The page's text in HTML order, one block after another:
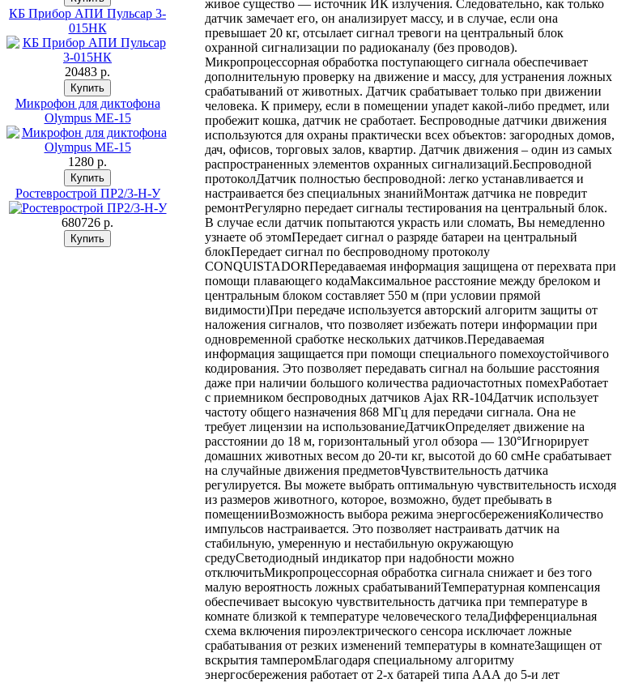
КБ Прибор АПИ Пульсар 3-
015НК
20483 p.
Микрофон для диктофона
Olympus ME-15
1280 p.
Ростеврострой ПР2/3-Н-У
680726 p.
живое существо — источник ИК излучения. Следовательно, как только
датчик замечает его, он анализирует массу, и в случае, если она
превышает 20 кг, отсылает сигнал тревоги на центральный блок
охранной сигнализации по радиоканалу (без проводов).
Микропроцессорная обработка поступающего сигнала обеспечивает
дополнительную проверку на движение и массу, для устранения ложных
срабатываний от животных. Датчик срабатывает только при движении
человека. К примеру, если в помещении упадет какой-либо предмет, или
пробежит кошка, датчик не сработает. Беспроводные датчики движения
используются для охраны практически всех объектов: загородных домов,
дач, офисов, торговых залов, квартир. Датчик движения – один из самых
распространенных элементов охранных сигнализаций.Беспроводной
протоколДатчик полностью беспроводной: легко устанавливается и
настраивается без специальных знанийМонтаж датчика не повредит
ремонтРегулярно передает сигналы тестирования на центральный блок.
В случае если датчик попытаются украсть или сломать, Вы немедленно
узнаете об этомПередает сигнал о разряде батареи на центральный
блокПередает сигнал по беспроводному протоколу
CONQUISTADORПередаваемая информация защищена от перехвата при
помощи плавающего кодаМаксимальное расстояние между брелоком и
центральным блоком составляет 550 м (при условии прямой
видимости)При передаче используется авторский алгоритм защиты от
наложения сигналов, что позволяет избежать потери информации при
одновременной сработке нескольких датчиков.Передаваемая
информация защищается при помощи специального помехоустойчивого
кодирования. Это позволяет передавать сигнал на большие расстояния
даже при наличии большого количества радиочастотных помехРаботает
с приемником беспроводных датчиков Ajax RR-104Датчик использует
частоту общего назначения 868 МГц для передачи сигнала. Она не
требует лицензии на использованиеДатчикОпределяет движение на
расстоянии до 18 м, горизонтальный угол обзора — 130°Игнорирует
домашних животных весом до 20-ти кг, высотой до 60 смНе срабатывает
на случайные движения предметовЧувствительность датчика
регулируется. Вы можете выбрать оптимальную чувствительность исходя
из размеров животного, которое, возможно, будет пребывать в
помещенииВозможность выбора режима энергосбереженияКоличество
импульсов настраивается. Это позволяет настраивать датчик на
стабильную, умеренную и нестабильную окружающую
средуСветодиодный индикатор при надобности можно
отключитьМикропроцессорная обработка сигнала снижает и без того
малую вероятность ложных срабатыванийТемпературная компенсация
обеспечивает высокую чувствительность датчика при температуре в
комнате близкой к температуре человеческого телаДифференциальная
схема включения пироэлектрического сенсора исключает ложные
срабатывания от резких изменений температуры в комнатеЗащищен от
вскрытия тамперомБлагодаря специальному алгоритму
энергосбережения работает от 2-х батарей типа ААА до 5-и лет